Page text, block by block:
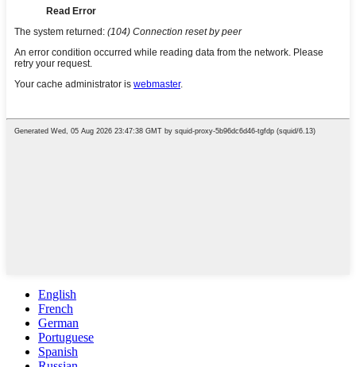
English
French
German
Portuguese
Spanish